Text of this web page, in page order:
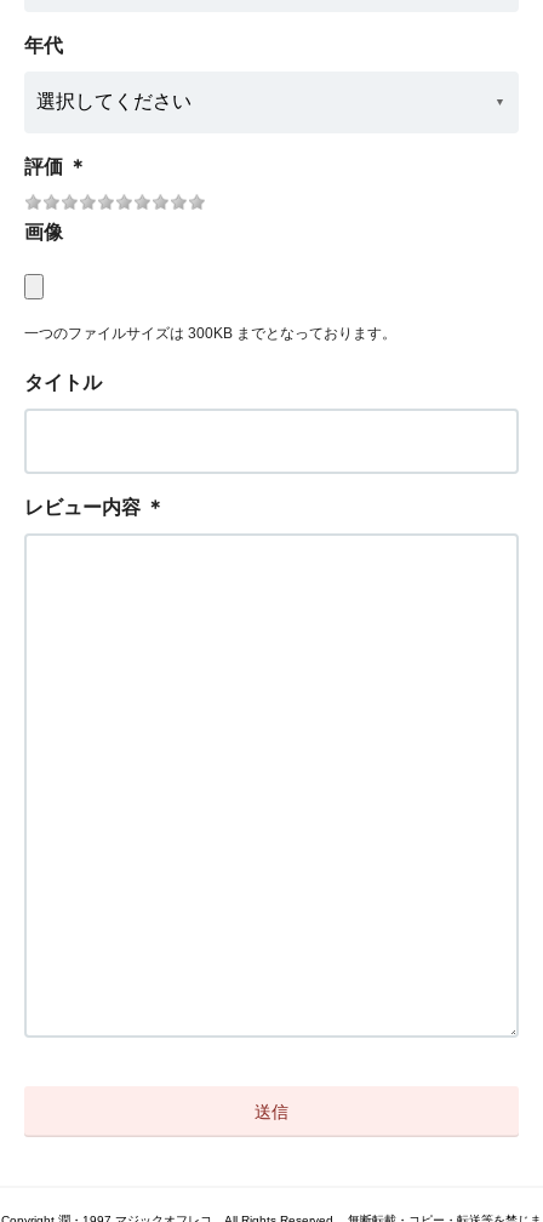
年代
評価 ＊
画像
一つのファイルサイズは 300KB までとなっております。
タイトル
レビュー内容 ＊